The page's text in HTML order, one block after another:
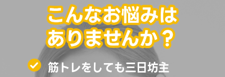
筋トレをしても三日坊主